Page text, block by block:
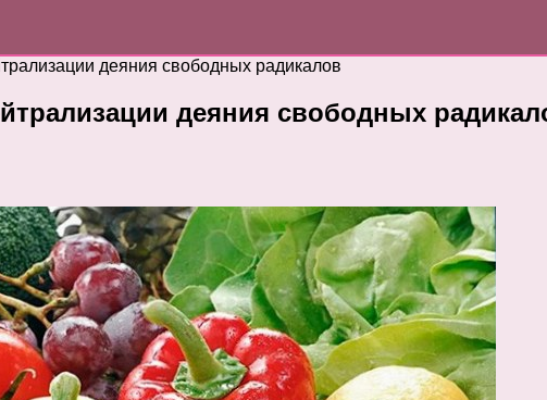
деяния свободных радикалов
деяния свободных